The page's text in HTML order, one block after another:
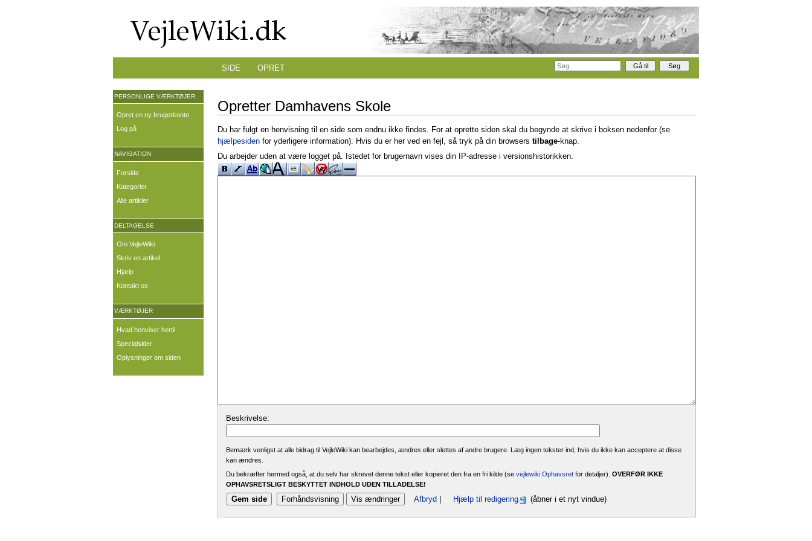
Opretter Damhavens Skole
Du har fulgt en henvisning til en side som endnu ikke findes. For at oprette siden skal du begynde at skrive i boksen nedenfor (se
hjælpesiden for yderligere information). Hvis du er her ved en fejl, så tryk på din browsers tilbage-knap.
Du arbejder uden at være logget på. Istedet for brugernavn vises din IP-adresse i versionshistorikken.
Beskrivelse:
Bemærk venligst at alle bidrag til VejleWiki kan bearbejdes, ændres eller slettes af andre brugere. Læg ingen tekster ind, hvis du ikke kan acceptere at disse
kan ændres.
Du bekræfter hermed også, at du selv har skrevet denne tekst eller kopieret den fra en fri kilde (se vejlewiki:Ophavsretfor detaljer). OVERFØR IKKE
OPHAVSRETSLIGT BESKYTTET INDHOLD UDEN TILLADELSE!
Afbryd Hjælp til redigering (åbner i et nyt vindue)
SIDE OPRET
PERSONLIGE VÆRKTØJER
Opret en ny brugerkonto
Log på
NAVIGATION
Forside
Kategorier
Alle artikler
DELTAGELSE
Om VejleWiki
Skriv en artikel
Hjælp
Kontakt os
VÆRKTØJER
Hvad henviser hertil
Specialsider
Oplysninger om siden